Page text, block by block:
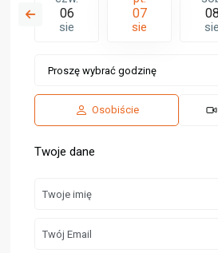
06
sie
07
sie
08
sie
Osobiście
Twoje dane